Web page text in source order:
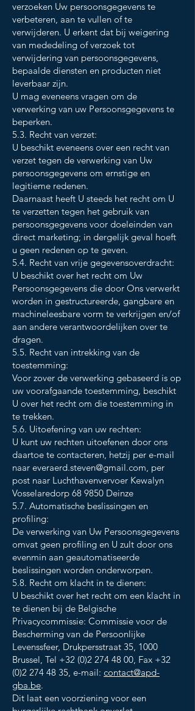
verzoeken Uw persoonsgegevens te
verbeteren, aan te vullen of te
verwijderen. U erkent dat bij weigering
van mededeling of verzoek tot
verwijdering van persoonsgegevens,
bepaalde diensten en producten niet
leverbaar zijn.
U mag eveneens vragen om de
verwerking van uw Persoonsgegevens te
beperken.
5.3. Recht van verzet:
U beschikt eveneens over een recht van
verzet tegen de verwerking van Uw
persoonsgegevens om ernstige en
legitieme redenen.
Daarnaast heeft U steeds het recht om U
te verzetten tegen het gebruik van
persoonsgegevens voor doeleinden van
direct marketing; in dergelijk geval hoeft
u geen redenen op te geven.
5.4. Recht van vrije gegevensoverdracht:
U beschikt over het recht om Uw
Persoonsgegevens die door Ons verwerkt
worden in gestructureerde, gangbare en
machineleesbare vorm te verkrijgen en/of
aan andere verantwoordelijken over te
dragen.
5.5. Recht van intrekking van de
toestemming:
Voor zover de verwerking gebaseerd is op
uw voorafgaande toestemming, beschikt
U over het recht om die toestemming in
te trekken.
5.6. Uitoefening van uw rechten:
U kunt uw rechten uitoefenen door ons
daartoe te contacteren, hetzij per e-mail
naar everaerd.steven@gmail.com, per
post naar Luchthavenvervoer Kewalyn
Vosselaredorp 68 9850 Deinze
5.7. Automatische beslissingen en
profiling:
De verwerking van Uw Persoonsgegevens
omvat geen profiling en U zult door ons
evenmin aan geautomatiseerde
beslissingen worden onderworpen.
5.8. Recht om klacht in te dienen:
U beschikt over het recht om een klacht in
te dienen bij de Belgische
Privacycommissie: Commissie voor de
Bescherming van de Persoonlijke
Levenssfeer, Drukpersstraat 35, 1000
Brussel, Tel +32 (0)2 274 48 00, Fax +32
(0)2 274 48 35, e-mail: contact@apd-
gba.be.
Dit laat een voorziening voor een